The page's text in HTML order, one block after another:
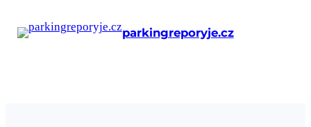
parkingreporyje.cz